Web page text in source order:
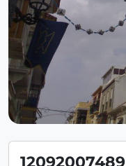
12092007489